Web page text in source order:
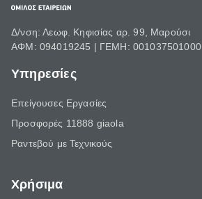
Δ/νση: Λεωφ. Κηφισίας αρ. 99, Μαρούσι
ΑΦΜ: 094019245 | ΓΕΜΗ: 001037501000
Υπηρεσίες
Επείγουσες Εργασίες
Προσφορές 11888 giaola
Ραντεβού με Τεχνικούς
Χρήσιμα